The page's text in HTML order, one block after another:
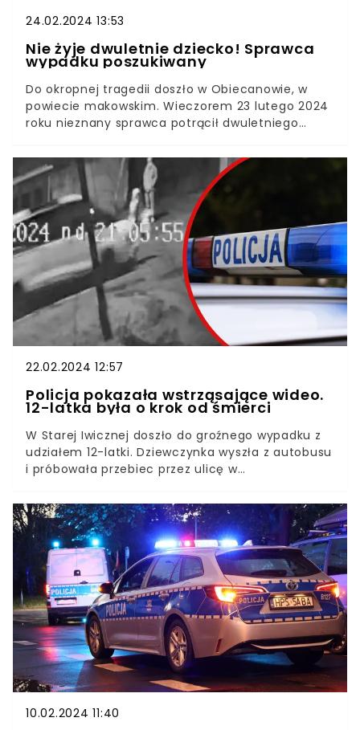
24.02.2024 13:53
Nie żyje dwuletnie dziecko! Sprawca
wypadku poszukiwany
Do okropnej tragedii doszło w Obiecanowie, w
powiecie makowskim. Wieczorem 23 lutego 2024
roku nieznany sprawca potrącił dwuletniego
zmarło w szpitalu.Chłopiec wyszedł sam z domu,
niezauważony przez dorosłych. Gdy rodzice
zorientowali się, co się stało, wezwali policję.
Niestety, gdy ojciec odnalazł chłopca, było już za
późno.
22.02.2024 12:57
Policja pokazała wstrząsające wideo.
12-latka była o krok od śmierci
W Starej Iwicznej doszło do groźnego wypadku z
udziałem 12-latki. Dziewczynka wyszła z autobusu
i próbowała przebiec przez ulicę w
samochód dostawczy.Informacje o zdarzeniu
przekazała Policja z Piaseczna. Funkcjonariusze
opublikowali nagranie, by przestrzec innych. "Nie
ryzykuj, to się nie opłaca" - ostrzegają.
10.02.2024 11:40